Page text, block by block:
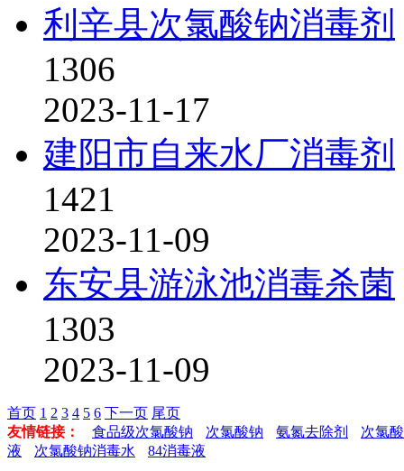
利辛县次氯酸钠消毒剂
1306
2023-11-17
建阳市自来水厂消毒剂
1421
2023-11-09
东安县游泳池消毒杀菌
1303
2023-11-09
首页 1 2 3 4 5 6 下一页 尾页
友情链接：
食品级次氯酸钠 次氯酸钠 氨氮去除剂
次氯
液
次氯酸钠消毒水 84消毒液